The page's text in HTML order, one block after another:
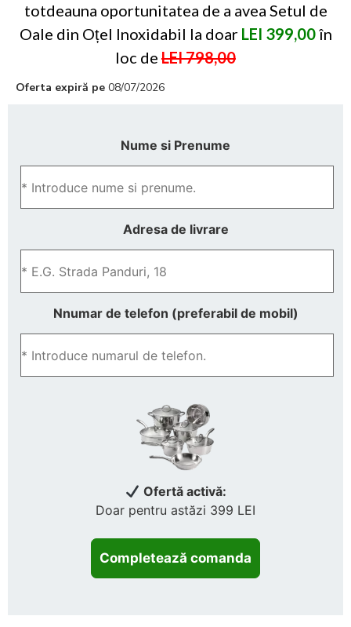
totdeauna oportunitatea de a avea Setul de
Oale din Oțel Inoxidabil la doar LEI 399,00în
loc de LEI 798,00
Oferta expiră pe 08/07/2026
Nume si Prenume
Adresa de livrare
Nnumar de telefon (preferabil de mobil)
Ofertă activă:
Doar pentru astăzi 399 LEI